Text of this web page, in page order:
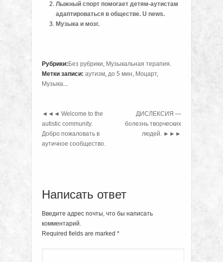
Лыжный спорт помогает детям-аутистам
адаптироваться в обществе. U news.
Музыка и мозг.
Рубрики: Без рубрики, Музыкальная терапия.
Метки записи: аутизм, до 5 мин, Моцарт,
Музыка...
◄◄◄ Welcome to the
autistic community.
Добро пожаловать в
аутичное сообщество.
ДИСЛЕКСИЯ —
болезнь творческих
людей. ►►►
Написать ответ
Введите адрес почты, что бы написать
комментарий.
Required fields are marked *